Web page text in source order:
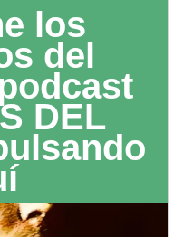
los
del
DEL